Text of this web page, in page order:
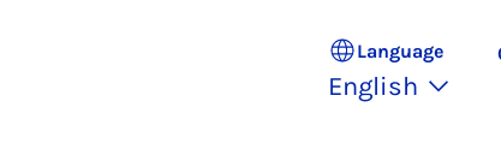
Language
English